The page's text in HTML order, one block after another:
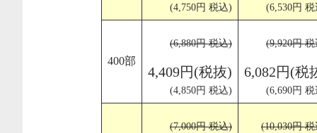
(4,750円 税込) (6,530円
400部
(6,880円 税込)
4,409円(税抜)
(4,850円 税込)
(9,920円
6,082円(税
(6,690円
(7,000円 税込) (10,030円